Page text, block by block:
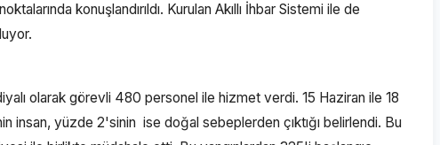
konuşlandırıldı. Kurulan Akıllı İhbar Sistemi ile de
olarak görevli 480 personel ile hizmet verdi. 15 Haziran ile 18
insan, yüzde 2'sinin ise doğal sebeplerden çıktığı belirlendi. Bu